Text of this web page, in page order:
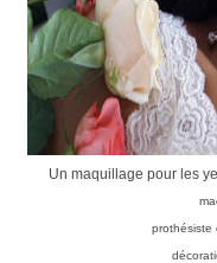
Un maquillage pour les
prothésiste